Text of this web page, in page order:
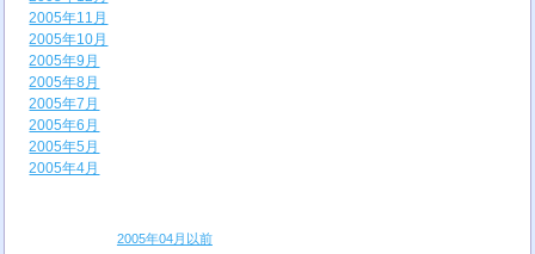
2005年11月
2005年10月
2005年9月
2005年8月
2005年7月
2005年6月
2005年5月
2005年4月
2005年04月以前